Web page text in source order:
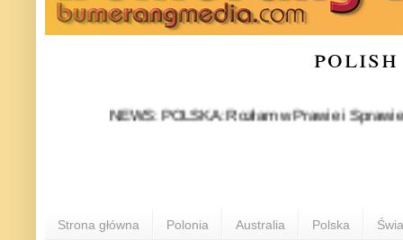
NEWS: POLSKA: Rozłam w Prawie i
Strona główna Polonia Australia Polska